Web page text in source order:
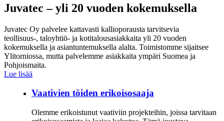
Juvatec – yli 20 vuoden kokemuksella
Juvatec Oy palvelee kattavasti kallioporausta tarvitsevia
teollisuus-, taloyhtiö- ja kotitalousasiakkaita yli 20 vuoden
kokemuksella ja asiantuntemuksella alalta. Toimistomme sijaitsee
Ylitorniossa, mutta palvelemme asiakkaita ympäri Suomea ja
Pohjoismaita.
Lue lisää
Vaativien töiden erikoisosaaja
Olemme erikoistunut vaativiin projekteihin, joissa tarvitaan